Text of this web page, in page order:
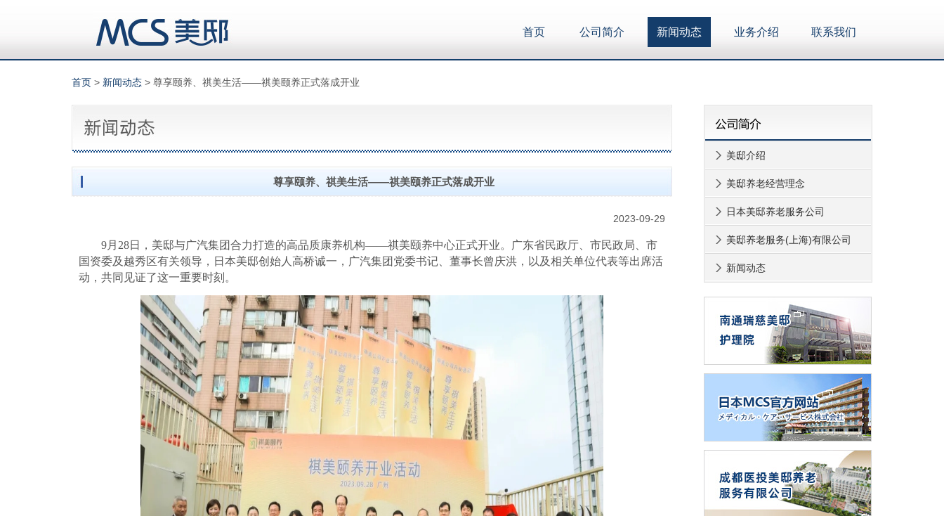
首页 公司简介 新闻动态 业务介绍 联系我们
首页 > 新闻动态 > 尊享颐养、祺美生活——祺美颐养正式落成开业
尊享颐养、祺美生活——祺美颐养正式落成开业
2023-09-29
9月28日，美邸与广汽集团合力打造的高品质康养机构——祺美颐养中心正式开业。广东省民政厅、市民政局、市
国资委及越秀区有关领导，日本美邸创始人高桥诚一，广汽集团党委书记、董事长曾庆洪，以及相关单位代表等出席活
动，共同见证了这一重要时刻。
美邸介绍
美邸养老经营理念
日本美邸养老服务公司
美邸养老服务(上海)有限公司
新闻动态